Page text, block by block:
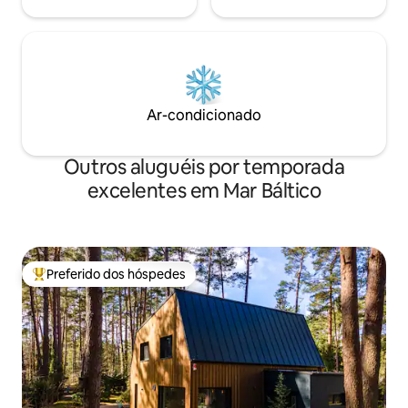
Ar-condicionado
Outros aluguéis por temporada
excelentes em Mar Báltico
Entre os melhores preferidos dos hóspedes
Preferido dos hóspedes